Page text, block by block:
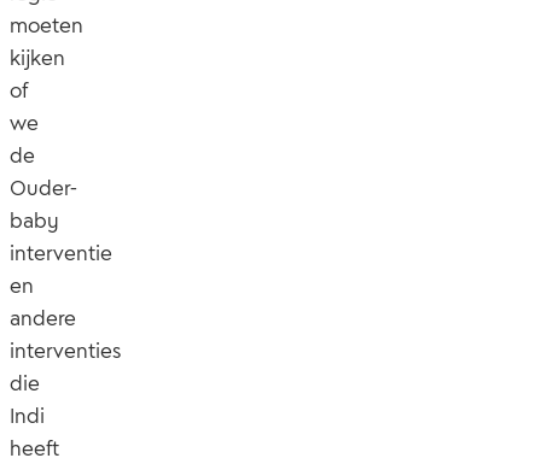
moeten
kijken
of
we
de
Ouder-
baby
interventie
en
andere
interventies
die
Indi
heeft